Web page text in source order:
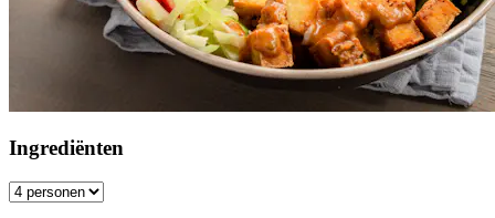
Ingrediënten